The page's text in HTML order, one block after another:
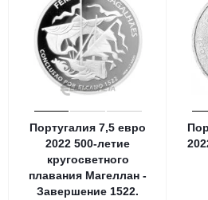
Португалия 7,5 евро
2022 500-летие
кругосветного
плавания Магеллан -
Завершение 1522.